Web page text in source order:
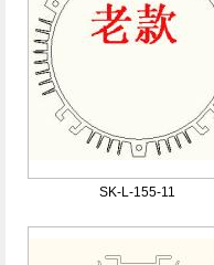
SK-L-155-11